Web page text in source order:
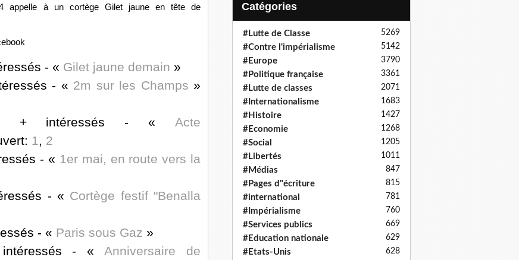
appelle à un cortège Gilet jaune en tête de
- « Gilet jaune demain »
- « 2m sur les Champs »
+ intéressés - «
Acte
1, 2
- « 1er mai, en route vers la
- « Cortège festif "Benalla
- « Paris sous Gaz »
- «
Anniversaire de
Catégories
#Lutte de Classe 5269
#Contre l'impérialisme 5142
#Europe 3790
#Politique française 3361
#Lutte de classes 2071
#Internationalisme 1683
#Histoire 1427
#Economie 1268
#Social 1205
#Libertés 1011
#Médias 847
#Pages d"écriture 815
#international 781
#Impérialisme 760
#Services publics 669
#Education nationale 629
#Etats-Unis 628